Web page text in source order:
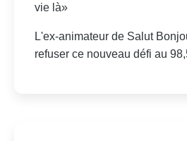
vie là»
L'ex-animateur de Salut
refuser ce nouveau défi au